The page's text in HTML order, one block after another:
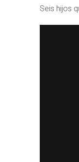
Seis hijos